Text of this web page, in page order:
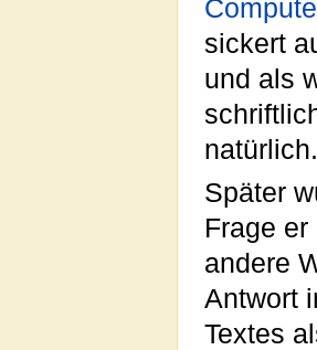
sickert
und als
natürlich.
Später
Frage
andere
Antwort
Textes